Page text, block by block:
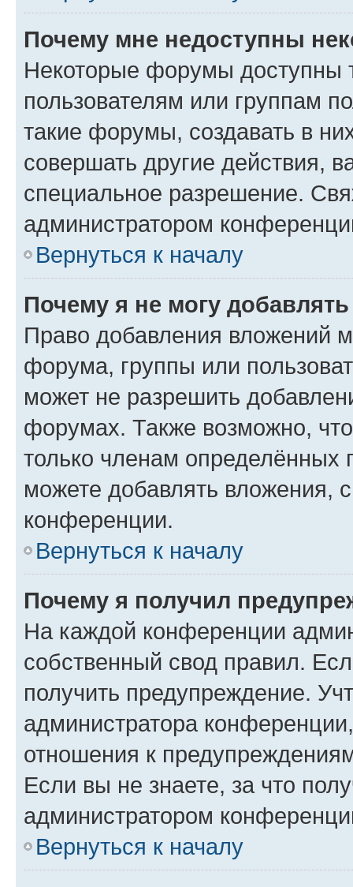
Почему мне недоступны
Некоторые форумы доступны
пользователям или группам
такие форумы, создавать в
совершать другие действия,
специальное разрешение.
администратором
Вернуться к началу
Почему я не могу
Право добавления вложений
форума, группы или
может не разрешить
форумах. Также возможно,
только членам определённых
можете добавлять вложения,
конференции.
Вернуться к началу
Почему я получил
На каждой конференции
собственный свод правил.
получить предупреждение.
администратора
отношения к
Если вы не знаете, за что
администратором
Вернуться к началу